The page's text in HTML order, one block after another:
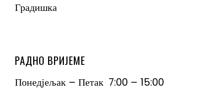
Градишка
РАДНО ВРИЈЕМЕ
Понедјељак – Петак 7:00 – 15:00